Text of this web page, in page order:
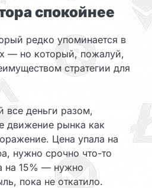
спокойнее
редко упоминается в
— но который, пожалуй,
стратегии для
все деньги разом,
движение рынка как
Цена упала на
нужно срочно что-то
на 15% — нужно
пока не откатило.